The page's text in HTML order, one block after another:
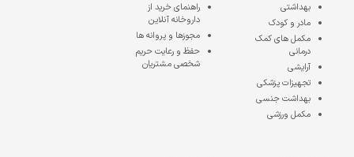
بهداشتی
مادر و کودک
مکمل های کمک
درمانی
آرایشی
تجهیزات پزشکی
بهداشت جنسی
مکمل ورزشی
راهنمای خرید از
داروخانه آنلاین
مجوزها و پروانه ها
حفظ و رعایت حریم
شخصی مشتریان